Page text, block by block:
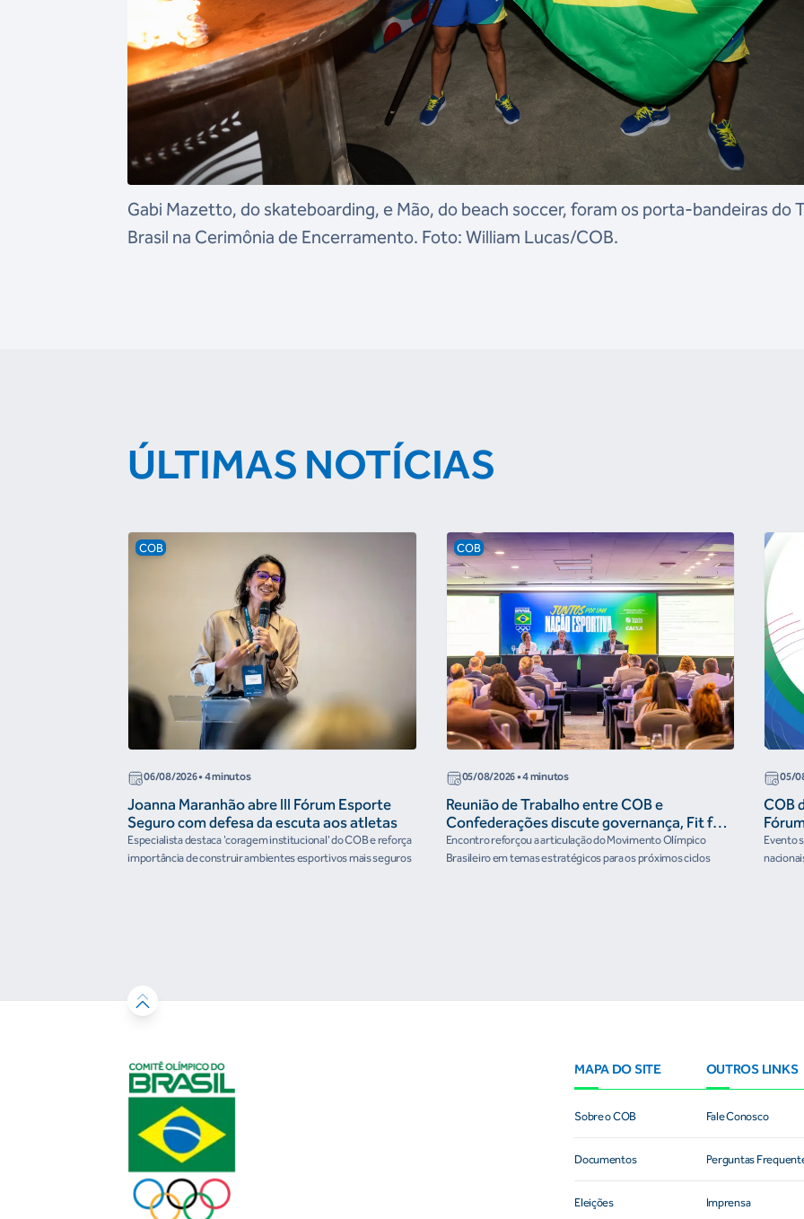
Gabi Mazetto, do skateboarding, e Mão, do beach soccer, foram os porta-bandeiras do
Brasil na Cerimônia de Encerramento. Foto: William Lucas/COB.
ÚLTIMAS NOTÍCIAS
COB
06/08/2026• 4 minutos
Joanna Maranhão abre III Fórum Esporte
Seguro com defesa da escuta aos atletas
Especialista destaca 'coragem institucional' do COB e reforça
importância de construir ambientes esportivos mais seguros
COB
05/08/2026• 4 minutos
Reunião de Trabalho entre COB e
Confederações discute governança, Fit for
the Future e presença do Brasil em
organismos internacionais
Encontro reforçou a articulação do Movimento Olímpico
Brasileiro em temas estratégicos para os próximos ciclos
05/
COB
Evento
MAPA DO SITE
Sobre o COB
Documentos
Eleições
OUTROS LINKS
Fale Conosco
Perguntas
Imprensa